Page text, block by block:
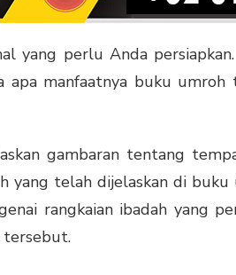
yang perlu Anda
apa manfaatnya buku
gambaran tentang
yang telah dijelaskan di
rangkaian ibadah yang
tersebut.